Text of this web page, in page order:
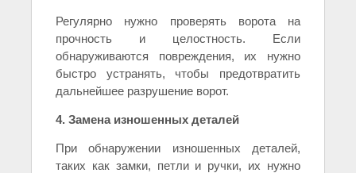
Регулярно нужно проверять ворота на
прочность и целостность. Если
обнаруживаются повреждения, их нужно
быстро устранять, чтобы предотвратить
дальнейшее разрушение ворот.
4. Замена изношенных деталей
При обнаружении изношенных деталей,
таких как замки, петли и ручки, их нужно